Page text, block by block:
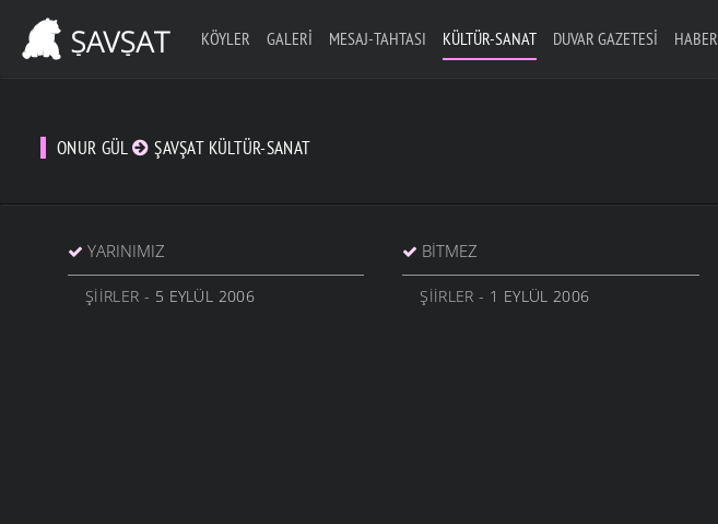
KÖYLER GALERI MESAJ-TAHTASI KÜLTÜR-SANAT DUVAR GAZETESI HABER
ONUR GÜL ŞAVŞAT KÜLTÜR-SANAT
YARINIMIZ
ŞIIRLER - 5 EYLÜL 2006
BITMEZ
ŞIIRLER - 1 EYLÜL 2006